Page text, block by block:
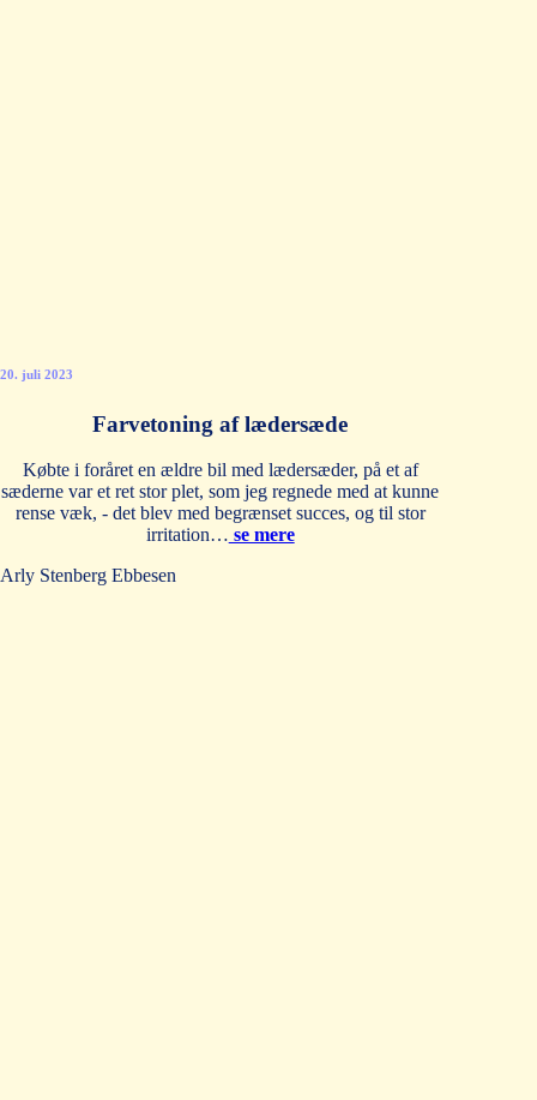
20. juli 2023
Farvetoning af lædersæde
Købte i foråret en ældre bil med lædersæder, på et af
sæderne var et ret stor plet, som jeg regnede med at kunne
rense væk, - det blev med begrænset succes, og til stor
irritation… se mere
Arly Stenberg Ebbesen